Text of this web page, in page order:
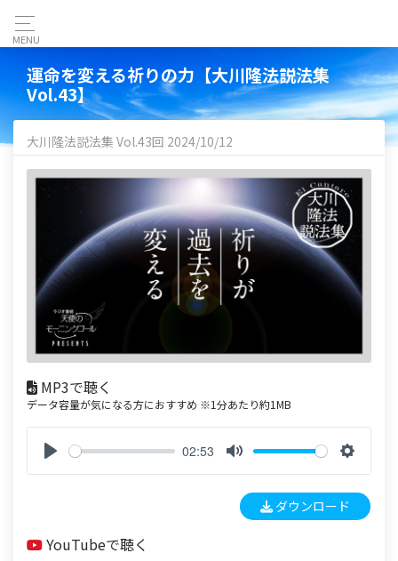
MENU
運命を変える祈りの力【大川隆法説法集
Vol.43】
大川隆法説法集 Vol.43回 2024/10/12
MP3で聴く
データ容量が気になる方におすすめ ※1分あたり約1MB
02:53
e
t
ダウンロード
YouTubeで聴く